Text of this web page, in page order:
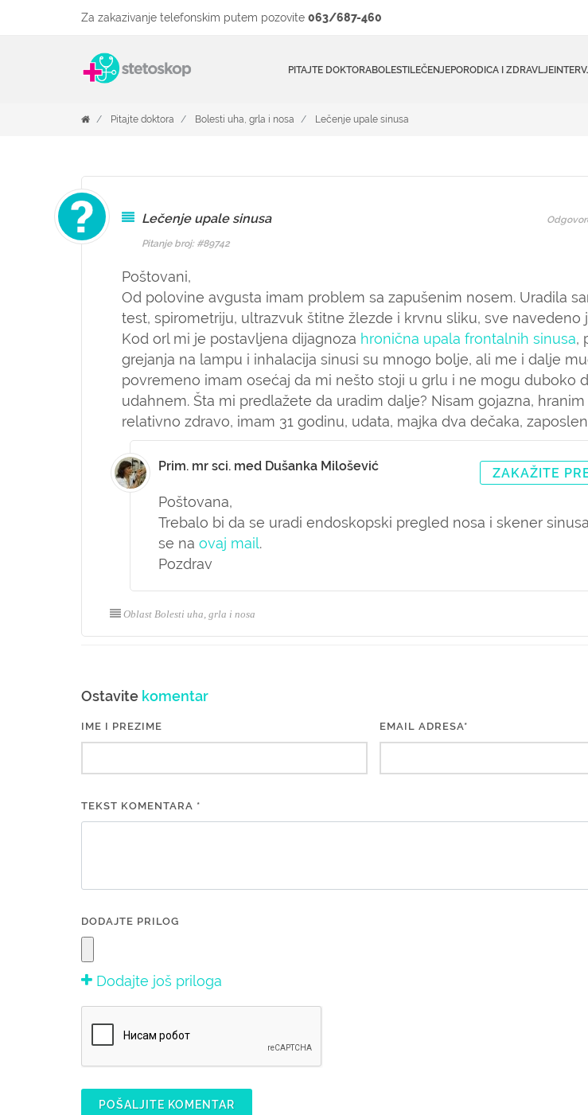
Za zakazivanje telefonskim putem pozovite 063/687-460
PITAJTE DOKTORABOLESTILEČENJEPORODICA I ZDRAVLJE
Pitajte doktora Bolesti uha, grla i nosa Lečenje upale sinusa
Lečenje upale sinusa
Pitanje broj: #89742
Poštovani,
Od polovine avgusta imam problem sa zapušenim nosem. Uradila
test, spirometriju, ultrazvuk štitne žlezde i krvnu sliku, sve navedeno
Kod orl mi je postavljena dijagnoza hronična upala frontalnih sinusa,
grejanja na lampu i inhalacija sinusi su mnogo bolje, ali me i dalje
povremeno imam osećaj da mi nešto stoji u grlu i ne mogu duboko
udahnem. Šta mi predlažete da uradim dalje? Nisam gojazna, hranim
relativno zdravo, imam 31 godinu, udata, majka dva dečaka,
Prim. mr sci. med Dušanka Milošević ZAKAŽITE
Poštovana,
Trebalo bi da se uradi endoskopski pregled nosa i skener
se na ovaj mail.
Pozdrav
Oblast Bolesti uha, grla i nosa
Ostavite komentar
IME I PREZIME EMAIL ADRESA*
TEKST KOMENTARA *
DODAJTE PRILOG
Dodajte još priloga
POŠALJITE KOMENTAR